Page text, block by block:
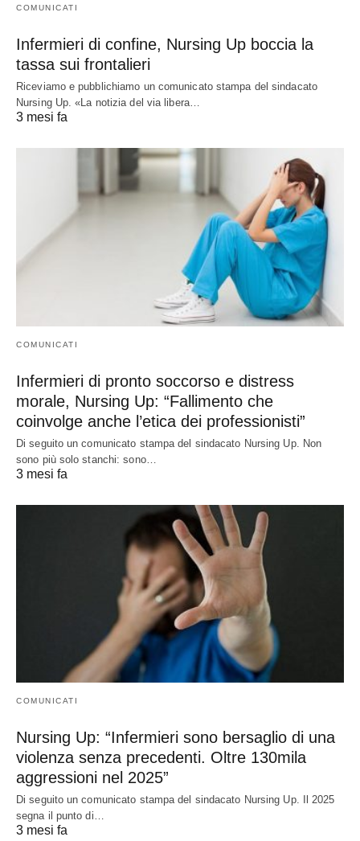
COMUNICATI
Infermieri di confine, Nursing Up boccia la
tassa sui frontalieri
Riceviamo e pubblichiamo un comunicato stampa del sindacato
Nursing Up. «La notizia del via libera…
3 mesi fa
COMUNICATI
Infermieri di pronto soccorso e distress
morale, Nursing Up: “Fallimento che
coinvolge anche l’etica dei professionisti”
Di seguito un comunicato stampa del sindacato Nursing Up. Non
sono più solo stanchi: sono…
3 mesi fa
COMUNICATI
Nursing Up: “Infermieri sono bersaglio di una
violenza senza precedenti. Oltre 130mila
aggressioni nel 2025”
Di seguito un comunicato stampa del sindacato Nursing Up. Il 2025
segna il punto di…
3 mesi fa